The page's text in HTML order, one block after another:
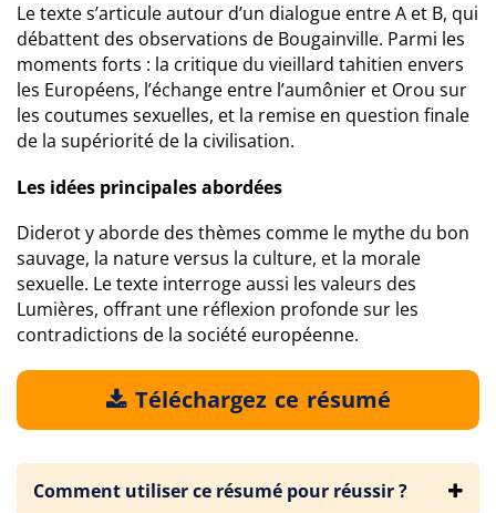
Le texte s’articule autour d’un dialogue entre A et B, qui
débattent des observations de Bougainville. Parmi les
moments forts : la critique du vieillard tahitien envers
les Européens, l’échange entre l’aumônier et Orou sur
les coutumes sexuelles, et la remise en question finale
de la supériorité de la civilisation.
Les idées principales abordées
Diderot y aborde des thèmes comme le mythe du bon
sauvage, la nature versus la culture, et la morale
sexuelle. Le texte interroge aussi les valeurs des
Lumières, offrant une réflexion profonde sur les
contradictions de la société européenne.
Téléchargez ce résumé
Comment utiliser ce résumé pour réussir ?